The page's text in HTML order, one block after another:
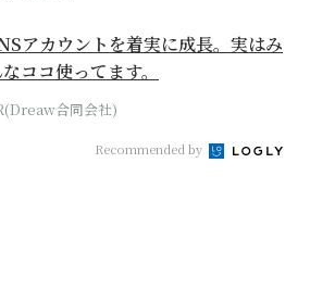
アカウントを着実に成長。実はみ
ココ使ってます。
合同会社)
Recommended by